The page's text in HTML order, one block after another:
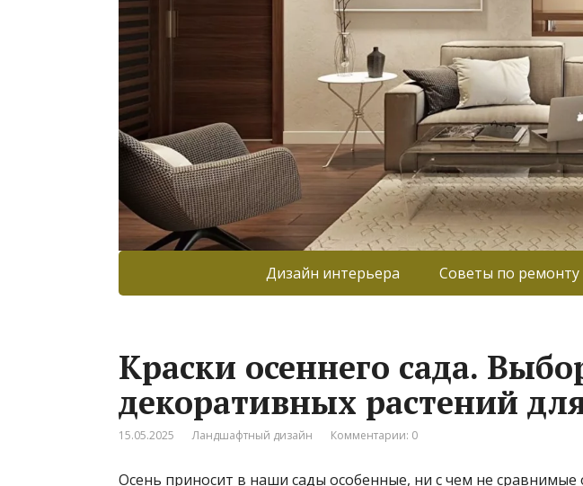
Дизайн интерьера Советы по ремонту
Краски осеннего сада.
декоративных растений
15.05.2025 Ландшафтный дизайн Комментарии: 0
Осень приносит в наши сады особенные, ни с чем не